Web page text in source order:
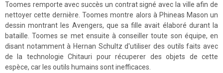
Toomes remporte avec succès un contrat signé avec la ville afin de
nettoyer cette dernière. Toomes montre alors à Phineas Mason un
dessin montrant les Avengers, que sa fille avait élaboré durant la
bataille. Toomes se met ensuite à conseiller toute son équipe, en
disant notamment à Hernan Schultz d'utiliser des outils faits avec
de la technologie Chitauri pour récuperer des objets de cette
espèce, car les outils humains sont inefficaces.